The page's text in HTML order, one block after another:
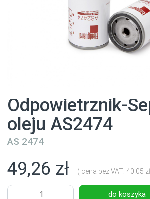
Odpowietrznik-
oleju AS2474
AS 2474
49,26 zł ( cena bez VAT: 40.05
do koszyka